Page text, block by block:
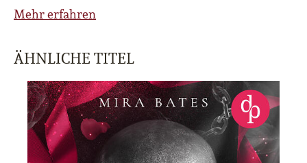
Mehr erfahren
ÄHNLICHE TITEL